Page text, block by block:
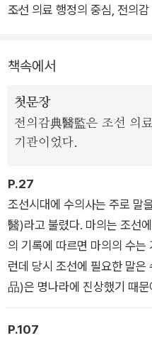
조선 의료 행정의 중심, 전의감
책속에서
첫문장
전의감典醫監은 조선 의
기관이었다.
P.27
조선시대에 수의사는 주로 말
醫)라고 불렸다. 마의는 조선
의 기록에 따르면 마의의 수
런데 당시 조선에 필요한 말
品)은 명나라에 진상했기 때
중국에 사신을 보낼 때면 반드
일행이 모두 말을 타고 다녔기
P.107